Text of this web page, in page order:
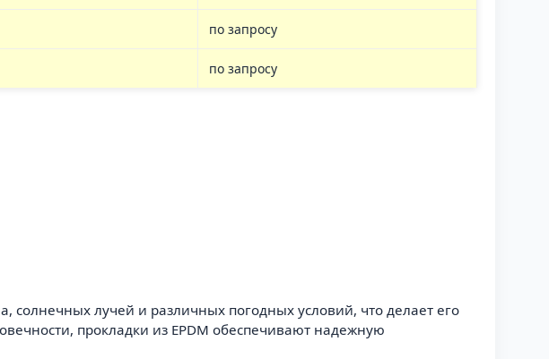
по запросу
по запросу
солнечных лучей и различных погодных условий, что делает его
прокладки из EPDM обеспечивают надежную